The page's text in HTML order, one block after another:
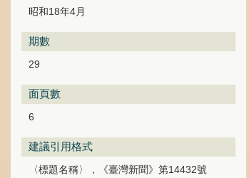
昭和18年4月
期數
29
面頁數
6
建議引用格式
〈標題名稱〉，《臺灣新聞》第14432號